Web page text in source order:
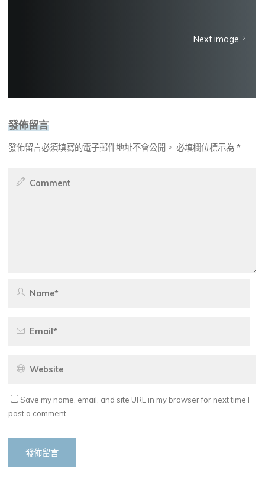
Next image
發佈留言
發佈留言必須填寫的電子郵件地址不會公開。 必填欄位標示為*
Save my name, email, and site URL in my browser for next time I
post a comment.